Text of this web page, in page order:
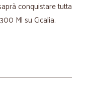
conquistare tutta
Ml su Cicalia.